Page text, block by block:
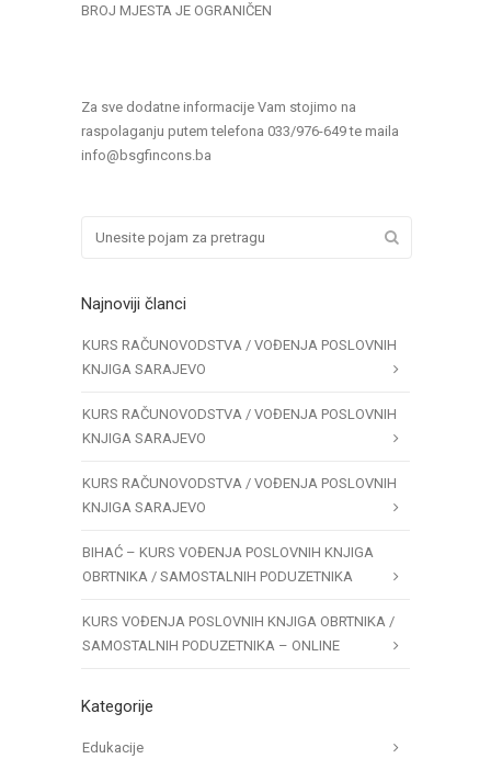
BROJ MJESTA JE OGRANIČEN
Za sve dodatne informacije Vam stojimo na
raspolaganju putem telefona 033/976-649 te maila
info@bsgfincons.ba
Najnoviji članci
KURS RAČUNOVODSTVA / VOĐENJA POSLOVNIH
KNJIGA SARAJEVO
KURS RAČUNOVODSTVA / VOĐENJA POSLOVNIH
KNJIGA SARAJEVO
KURS RAČUNOVODSTVA / VOĐENJA POSLOVNIH
KNJIGA SARAJEVO
BIHAĆ – KURS VOĐENJA POSLOVNIH KNJIGA
OBRTNIKA / SAMOSTALNIH PODUZETNIKA
KURS VOĐENJA POSLOVNIH KNJIGA OBRTNIKA /
SAMOSTALNIH PODUZETNIKA – ONLINE
Kategorije
Edukacije